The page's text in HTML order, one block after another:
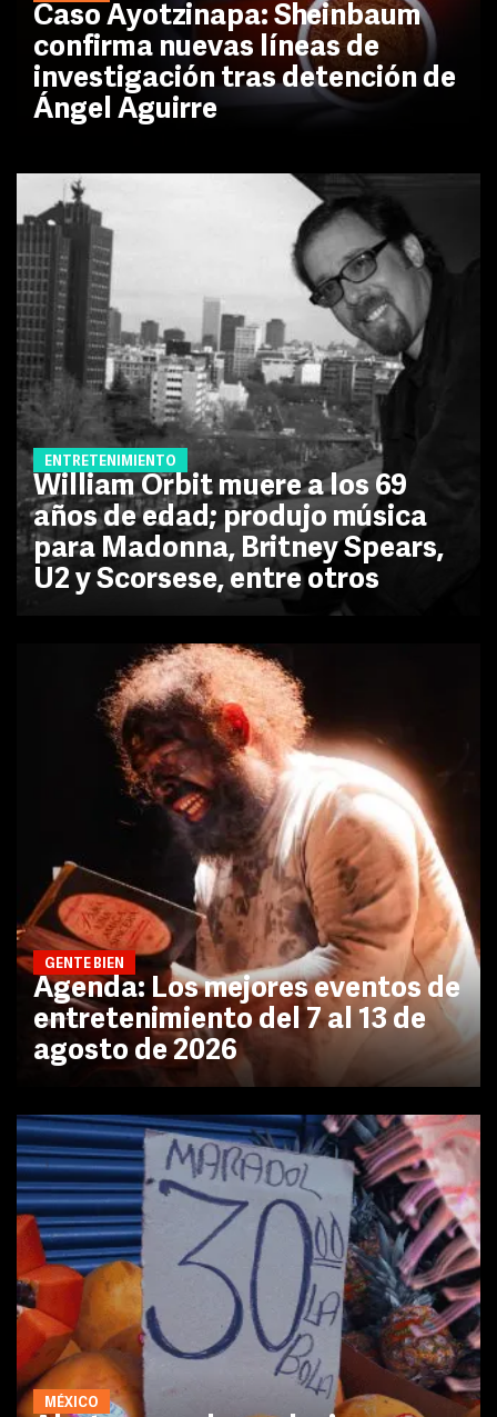
Caso Ayotzinapa: Sheinbaum
confirma nuevas líneas de
investigación tras detención de
Ángel Aguirre
ENTRETENIMIENTO
William Orbit muere a los 69
años de edad; produjo música
para Madonna, Britney Spears,
U2 y Scorsese, entre otros
GENTE BIEN
Agenda: Los mejores eventos de
entretenimiento del 7 al 13 de
agosto de 2026
MÉXICO